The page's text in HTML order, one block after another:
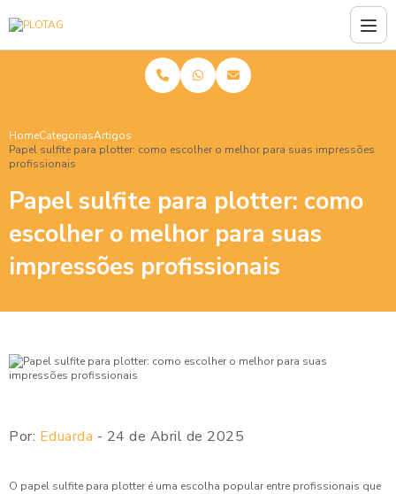
HomeCategoriasArtigos
Papel sulfite para plotter: como escolher o melhor para suas impressões
profissionais
Papel sulfite para plotter: como
escolher o melhor para suas
impressões profissionais
Por: Eduarda - 24 de Abril de 2025
O papel sulfite para plotter é uma escolha popular entre profissionais que